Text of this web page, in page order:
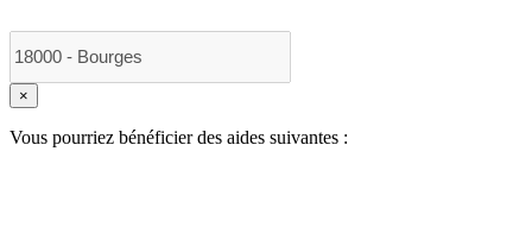
×
Vous pourriez bénéficier des aides suivantes :